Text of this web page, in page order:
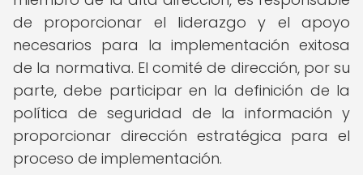
de proporcionar el liderazgo y el apoyo
necesarios para la implementación exitosa
de la normativa. El comité de dirección, por su
parte, debe participar en la definición de la
política de seguridad de la información y
proporcionar dirección estratégica para el
proceso de implementación.